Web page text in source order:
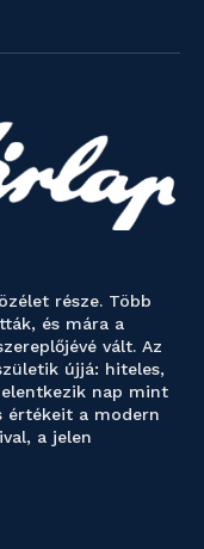
része. Több
és mára a
vált. Az
újjá: hiteles,
nap mint
értékeit a modern
a jelen